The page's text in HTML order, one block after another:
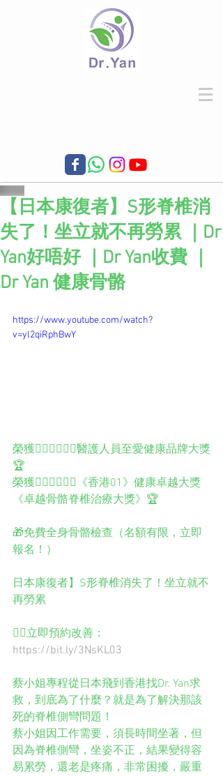
【日本康復者】S形脊椎消
失了！坐立就不再勞累 ｜Dr
Yan好唔好 ｜Dr Yan收費 ｜
Dr Yan 健康骨骼
https://www.youtube.com/watch?
v=yl2qiRphBwY
榮獲️👨🏻‍⚕️👩🏻‍⚕️醫護人員至愛健康品牌大獎
🏆
榮獲👨🏻‍⚕️👩🏻‍⚕️《香港01》健康卓越大獎
《卓越骨骼脊椎治療大獎》🏆
🎁免費全身骨骼檢查（名額有限，立即
報名！）
日本康復者】S形脊椎消失了！坐立就不
再勞累
👉🏻立即預約改善：
https://bit.ly/3NsKL03
蔡小姐專程從日本飛到香港找Dr. Yan求
救，到底為了什麼？就是為了解決那該
死的脊椎側彎問題！
蔡小姐因工作需要，須長時間坐著，但
因為脊椎側彎，坐姿不正，結果變得容
易累勞，還老是疼痛，非常困擾，嚴重